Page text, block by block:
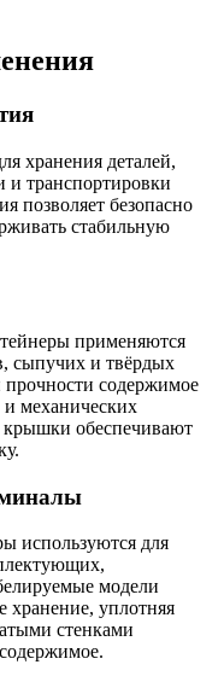
хранения деталей,
и транспортировки
позволяет безопасно
стабильную
применяются
сыпучих и твёрдых
прочности содержимое
механических
обеспечивают
используются для
модели
хранение, уплотняя
стенками